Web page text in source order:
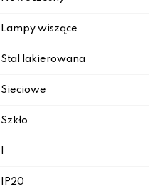
Lampy wiszące
Stal lakierowana
Sieciowe
Szkło
IP20